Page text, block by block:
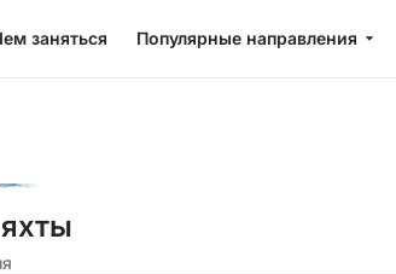
заняться Популярные направления